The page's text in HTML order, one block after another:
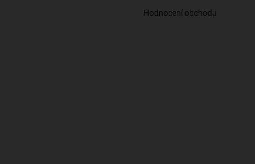
Hodnocení obchodu